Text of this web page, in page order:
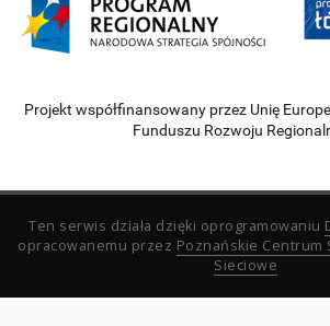
Projekt współfinansowany przez Unię
Funduszu Rozwoju
Ten serwis działa dzięki oprogramowaniu
opracowanemu przez Poznańskie
Sieciowe